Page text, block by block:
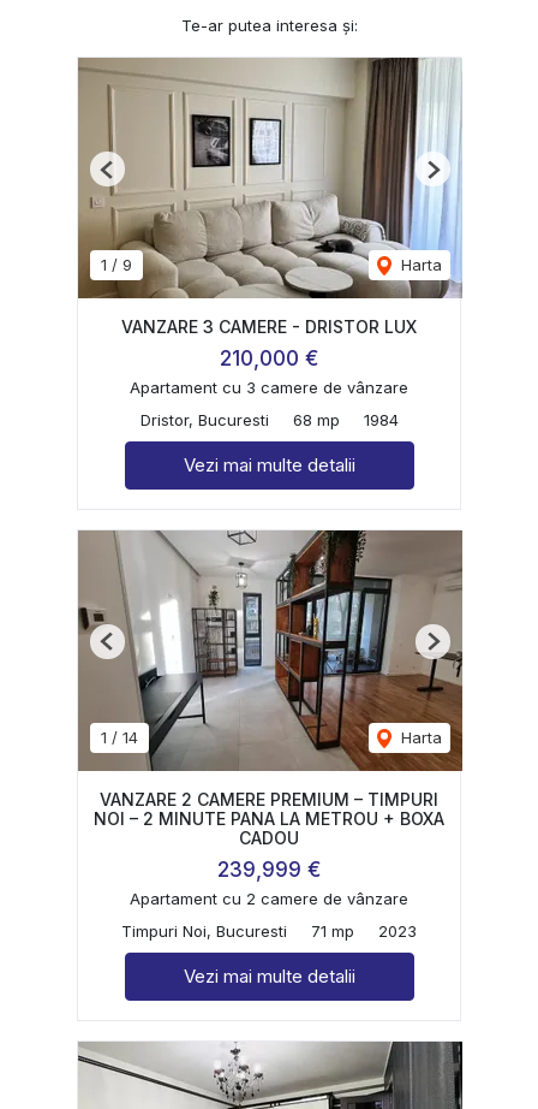
Te-ar putea interesa și:
1 / 9 Harta
Previous Next
VANZARE 3 CAMERE - DRISTOR LUX
210,000 €
Apartament cu 3 camere de vânzare
Dristor, Bucuresti
68 mp 1984
Vezi mai multe detalii
1 / 14 Harta
Previous Next
VANZARE 2 CAMERE PREMIUM – TIMPURI
NOI – 2 MINUTE PANA LA METROU + BOXA
CADOU
239,999 €
Apartament cu 2 camere de vânzare
Timpuri Noi, Bucuresti
71 mp 2023
Vezi mai multe detalii